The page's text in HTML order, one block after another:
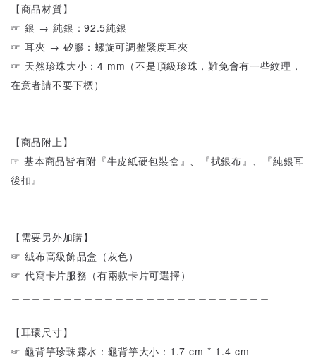
【商品材質】
☞ 銀 → 純銀：92.5純銀
☞ 耳夾 → 矽膠：螺旋可調整緊度耳夾
☞ 天然珍珠大小：4 mm（不是頂級珍珠，難免會有一些紋理，
在意者請不要下標）
【商品附上】
☞ 基本商品皆有附『牛皮紙硬包裝盒』、『拭銀布』、『純銀耳
後扣』
【需要另外加購】
☞ 絨布高級飾品盒（灰色）
☞ 代寫卡片服務（有兩款卡片可選擇）
【耳環尺寸】
☞ 龜背竽珍珠露水：龜背竽大小：1.7 cm * 1.4 cm